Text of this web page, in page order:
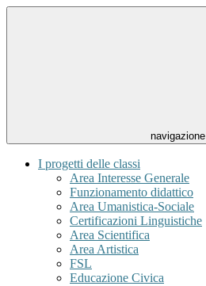
navigazione
I progetti delle classi
Area Interesse Generale
Funzionamento didattico
Area Umanistica-Sociale
Certificazioni Linguistiche
Area Scientifica
Area Artistica
FSL
Educazione Civica